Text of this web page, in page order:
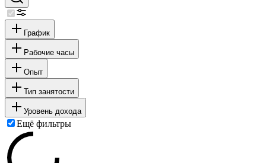
График
Рабочие часы
Опыт
Тип занятости
Уровень дохода
Ещё фильтры